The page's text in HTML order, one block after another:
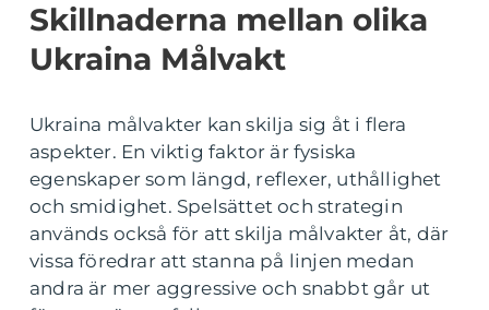
Skillnaderna mellan olika
Ukraina Målvakt
Ukraina målvakter kan skilja sig åt i flera
aspekter. En viktig faktor är fysiska
egenskaper som längd, reflexer, uthållighet
och smidighet. Spelsättet och strategin
används också för att skilja målvakter åt, där
vissa föredrar att stanna på linjen medan
andra är mer aggressive och snabbt går ut